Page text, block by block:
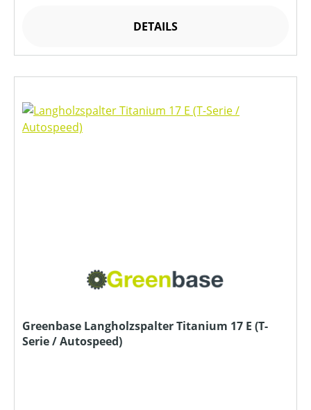
DETAILS
Greenbase Langholzspalter Titanium 17 E (T-
Serie / Autospeed)